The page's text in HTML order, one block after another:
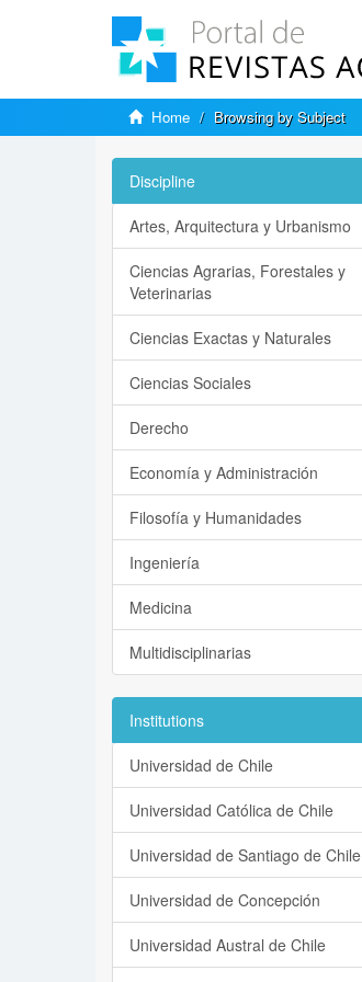
Home Browsing by Subject
Discipline
Artes, Arquitectura y Urbanismo
Ciencias Agrarias, Forestales y
Veterinarias
Ciencias Exactas y Naturales
Ciencias Sociales
Derecho
Economía y Administración
Filosofía y Humanidades
Ingeniería
Medicina
Multidisciplinarias
Institutions
Universidad de Chile
Universidad Católica de Chile
Universidad de Santiago de Chile
Universidad de Concepción
Universidad Austral de Chile